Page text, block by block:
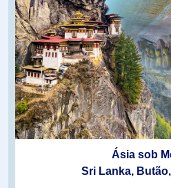
Ásia sob
Sri Lanka,